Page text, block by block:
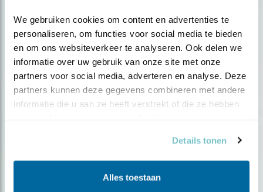
We gebruiken cookies om content en advertenties te
personaliseren, om functies voor social media te bieden
en om ons websiteverkeer te analyseren. Ook delen we
informatie over uw gebruik van onze site met onze
partners voor social media, adverteren en analyse. Deze
partners kunnen deze gegevens combineren met andere
informatie die u aan ze heeft verstrekt of die ze hebben
Details tonen
Alles toestaan